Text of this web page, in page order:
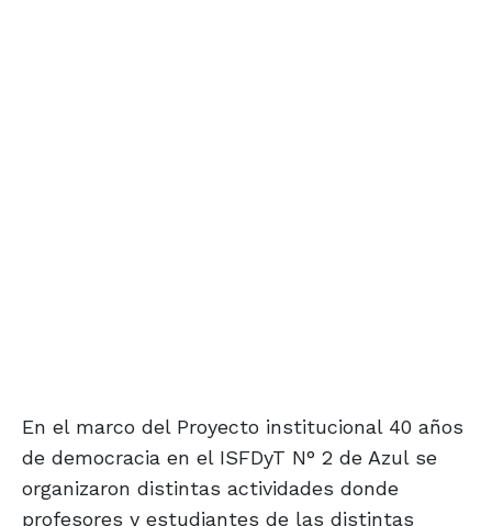
En el marco del Proyecto institucional 40 años
de democracia en el ISFDyT N° 2 de Azul se
organizaron distintas actividades donde
profesores y estudiantes de las distintas